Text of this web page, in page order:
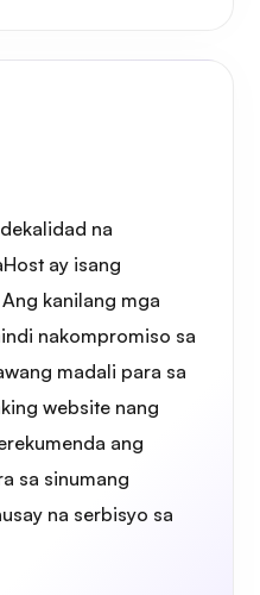
na
ay isang
kanilang mga
nakompromiso sa
madali para sa
website nang
ang
sa sinumang
na serbisyo sa